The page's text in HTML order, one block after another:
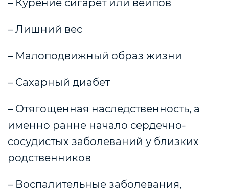
– Курение сигарет или вейпов
– Лишний вес
– Малоподвижный образ жизни
– Сахарный диабет
– Отягощенная наследственность, а
именно ранне начало сердечно-
сосудистых заболеваний у близких
родственников
– Воспалительные заболевания,